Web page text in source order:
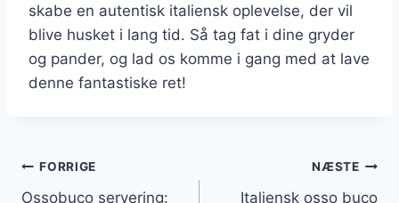
skabe en autentisk italiensk oplevelse, der vil
blive husket i lang tid. Så tag fat i dine gryder
og pander, og lad os komme i gang med at lave
denne fantastiske ret!
Indlægsnavigation
FORRIGE
Ossobuco servering:
NÆSTE
Italiensk osso buco